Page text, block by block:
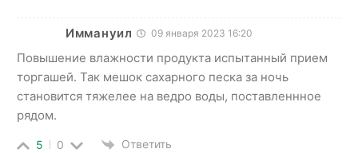
Иммануил 09 января 2023 16:20
Повышение влажности продукта испытанный прием
торгашей. Так мешок сахарного песка за ночь
становится тяжелее на ведро воды, поставленнное
рядом.
5 0 Ответить